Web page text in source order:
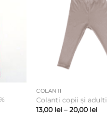
COLANTI
Colanti copii și adulti
13,00 lei – 20,00 lei